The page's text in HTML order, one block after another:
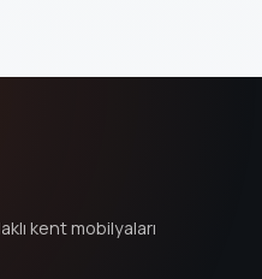
kent mobilyaları